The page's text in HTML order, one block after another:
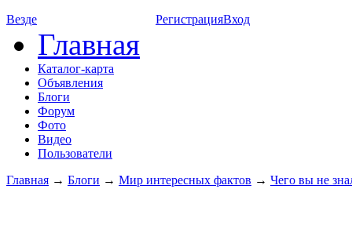
Везде РегистрацияВход
Главная
Каталог-карта
Объявления
Блоги
Форум
Фото
Видео
Пользователи
Главная → Блоги → Мир интересных фактов → Чего вы не